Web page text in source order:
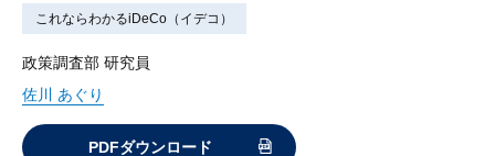
これならわかるiDeCo（イデコ）
政策調査部 研究員
佐川 あぐり
PDFダウンロード